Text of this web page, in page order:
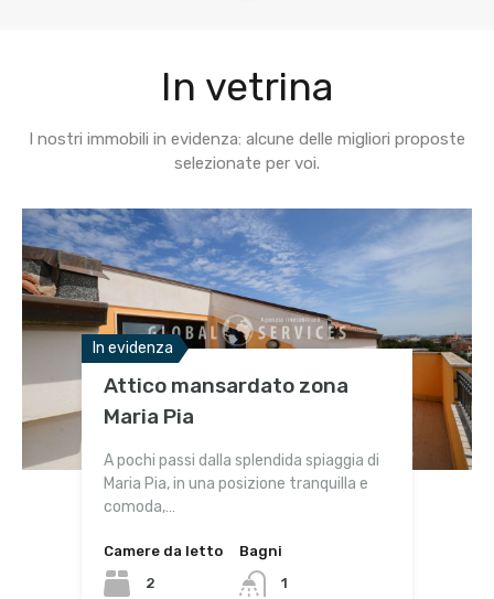
In vetrina
I nostri immobili in evidenza: alcune delle migliori proposte
selezionate per voi.
In evidenza
Attico mansardato zona
Maria Pia
A pochi passi dalla splendida spiaggia di
Maria Pia, in una posizione tranquilla e
comoda,…
Camere da letto
2
Bagni
1
In evidenza
Appartamento
indipendente con cortile e
garage
Camere da letto
Bagni
In evidenza
Azienda agricola vicino al
Parco di Porto Conte
Camere da letto
6
Bagni
8